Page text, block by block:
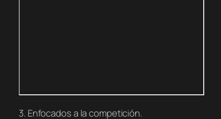
3. Enfocados a la competición.